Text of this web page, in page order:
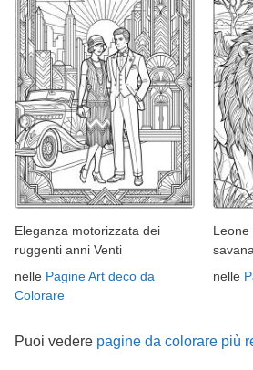
Eleganza motorizzata dei
ruggenti anni Venti
nelle Pagine Art deco da
Colorare
Leone
savana
nelle
Puoi vedere pagine da colorare più